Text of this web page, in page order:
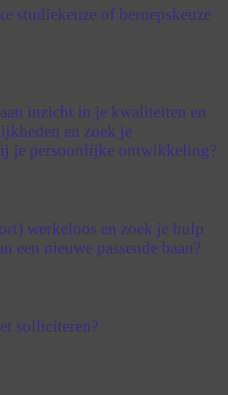
studiekeuze of beroepskeuze
inzicht in je kwaliteiten en
en zoek je
je persoonlijke ontwikkeling?
werkeloos en zoek je hulp
een nieuwe passende baan?
solliciteren?